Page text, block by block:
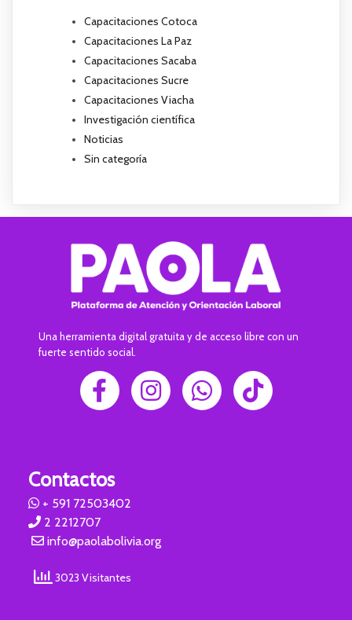
Capacitaciones Cotoca
Capacitaciones La Paz
Capacitaciones Sacaba
Capacitaciones Sucre
Capacitaciones Viacha
Investigación científica
Noticias
Sin categoría
Una herramienta digital gratuita y de acceso libre con un
fuerte sentido social.
Contactos
+ 591 72503402
2 2212707
info@paolabolivia.org
3023 Visitantes